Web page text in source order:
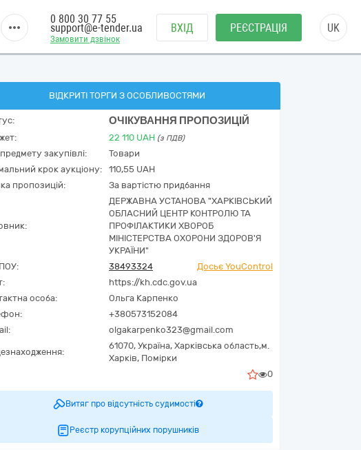
Замовити дзвінок
0 800 30 77 55
support@e-tender.ua ВХІД РЕЄСТРАЦІЯ UK
ВІДКРИТІ ТОРГИ З ОСОБЛИВОСТЯМИ
ОЧІКУВАННЯ ПРОПОЗИЦІЙ
22 110 UAH (з ПДВ)
закупівлі:
Товари
крок аукціону:
110,55 UAH
пропозицій:
За вартістю придбання
ДЕРЖАВНА УСТАНОВА "ХАРКІВСЬКИЙ
ОБЛАСНИЙ ЦЕНТР КОНТРОЛЮ ТА
ПРОФІЛАКТИКИ ХВОРОБ
МІНІСТЕРСТВА ОХОРОНИ ЗДОРОВ'Я
УКРАЇНИ"
38493324
Досьє YouControl
https://kh.cdc.gov.ua
особа:
Ольга Карпенко
+380573152084
olgakarpenko323@gmail.com
61070, Україна, Харківська область,м.
Харків, Помірки
0
Витяг про відсутність судимості
Реєстр корупційних порушників